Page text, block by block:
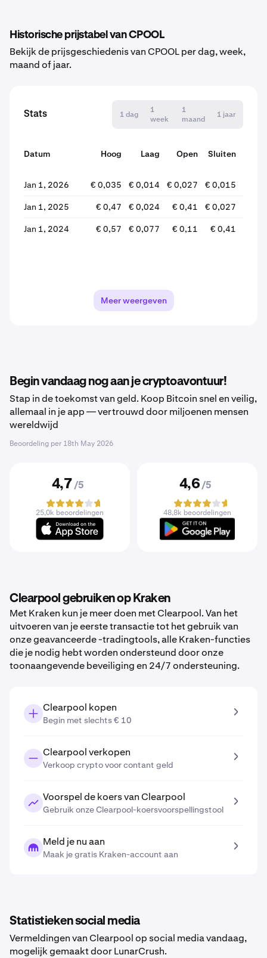
Historische prijstabel van CPOOL
Bekijk de prijsgeschiedenis van CPOOL per dag, week,
maand of jaar.
Stats 1 dag
1
week
1
maand
1 jaar
Datum Hoog Laag Open
Sluiten
Jan 1, 2026
€ 0,035 € 0,014 € 0,027 € 0,015
Jan 1, 2025 € 0,47 € 0,024 € 0,41 € 0,027
Jan 1, 2024 € 0,57 € 0,077 € 0,11 € 0,41
Meer weergeven
Begin vandaag nog aan je cryptoavontuur!
Stap in de toekomst van geld. Koop Bitcoin snel en veilig,
allemaal in je app — vertrouwd door miljoenen mensen
wereldwijd
Beoordeling per 18th May 2026
4,7 /5
25,0k beoordelingen
4,6 /5
48,8k beoordelingen
Clearpool gebruiken op Kraken
Met Kraken kun je meer doen met Clearpool. Van het
uitvoeren van je eerste transactie tot het gebruik van
onze geavanceerde -tradingtools, alle Kraken-functies
die je nodig hebt worden ondersteund door onze
toonaangevende beveiliging en 24/7 ondersteuning.
Clearpool kopen
Begin met slechts € 10
Clearpool verkopen
Verkoop crypto voor contant geld
Voorspel de koers van Clearpool
Gebruik onze Clearpool-koersvoorspellingstool
Meld je nu aan
Maak je gratis Kraken-account aan
Statistieken social media
Vermeldingen van Clearpool op social media vandaag,
mogelijk gemaakt door LunarCrush.